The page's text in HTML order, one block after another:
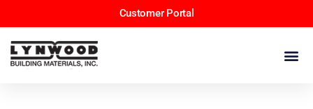
Customer Portal